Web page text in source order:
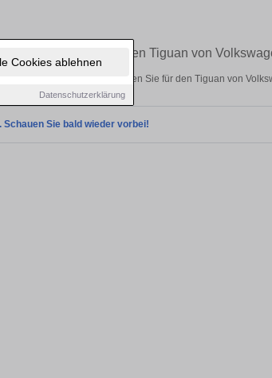
Cookies ablehnen
Datenschutzerklärung
Ihren gebrauchten Tiguan von
Gebrauchtwagen. Hier finden Sie für den Tiguan von
Sie bald wieder vorbei!